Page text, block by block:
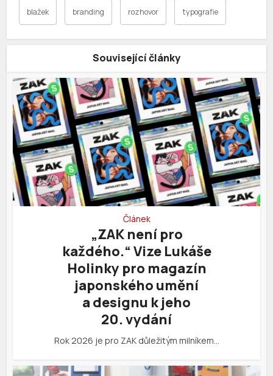
blažek branding rozhovor typografie
Související články
Článek
„ZAK není pro
každého.“ Vize Lukáše
Holinky pro magazín
japonského umění
a designu k jeho
20. vydání
Rok 2026 je pro ZAK důležitým milníkem…